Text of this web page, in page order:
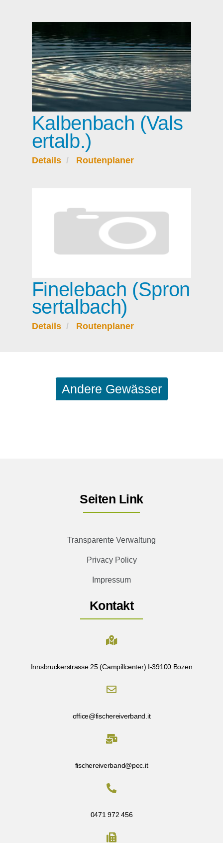
Kalbenbach (Vals
ertalb.)
Details Routenplaner
Finelebach (Spron
sertalbach)
Details Routenplaner
Andere Gewässer
Seiten Link
Transparente Verwaltung
Privacy Policy
Impressum
Kontakt
Innsbruckerstrasse 25 (Campillcenter) I-39100 Bozen
office@fischereiverband.it
fischereiverband@pec.it
0471 972 456